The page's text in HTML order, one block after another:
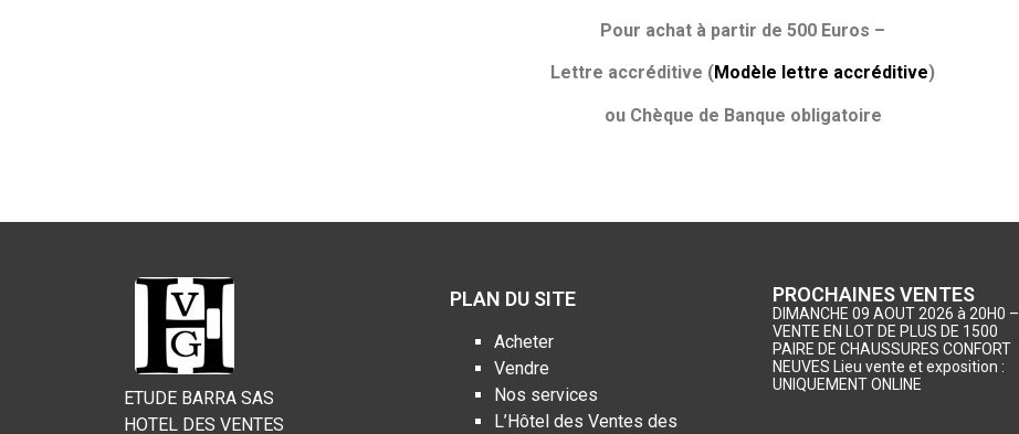
Pour achat à partir de 500 Euros –
Lettre accréditive (Modèle lettre accréditive)
ou Chèque de Banque obligatoire
ETUDE BARRA SAS
HOTEL DES VENTES
PLAN DU SITE
Acheter
Vendre
Nos services
L’Hôtel des Ventes des
PROCHAINES VENTES
DIMANCHE 09 AOUT 2026 à 20H0 –
VENTE EN LOT DE PLUS DE 1500
PAIRE DE CHAUSSURES CONFORT
NEUVES Lieu vente et exposition :
UNIQUEMENT ONLINE